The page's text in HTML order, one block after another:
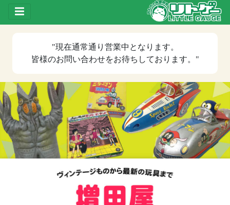
Toggle drawer
"現在通常通り営業中 となります。
皆様のお問い合わせをお待ちしております。"